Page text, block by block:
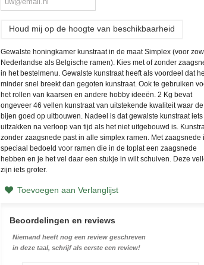
Houd mij op de hoogte van beschikbaarheid
Gewalste honingkamer kunstraat in de maat Simplex (voor
Nederlandse als Belgische ramen). Kies met of zonder
in het bestelmenu. Gewalste kunstraat heeft als voordeel dat
minder snel breekt dan gegoten kunstraat. Ook te gebruiken
het rollen van kaarsen en andere hobby ideeën. 2 Kg bevat
ongeveer 46 vellen kunstraat van uitstekende kwaliteit waar de
bijen goed op uitbouwen. Nadeel is dat gewalste kunstraat iets
uitzakken na verloop van tijd als het niet uitgebouwd is.
zonder zaagsnede past in alle simplex ramen. Met zaagsnede
speciaal bedoeld voor ramen die in de toplat een zaagsnede
hebben en je het vel daar een stukje in wilt schuiven. Deze
zijn iets groter.
Toevoegen aan Verlanglijst
Beoordelingen en reviews
Niemand heeft nog een review geschreven
in deze taal, schrijf als eerste een review!